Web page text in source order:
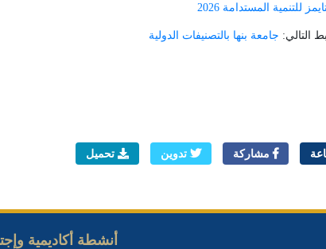
للتنمية المستدامة 2026
التالي: جامعة بنها بالتصنيفات الدولية
مشاركة تدوين تحميل
أنشطة أكاديمية